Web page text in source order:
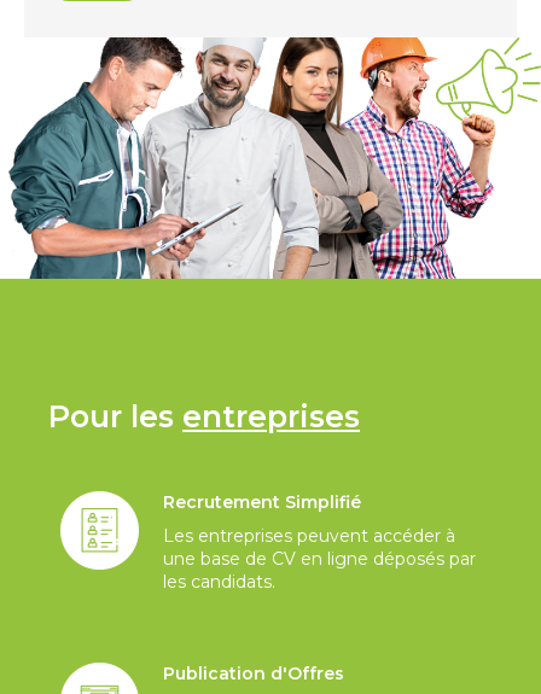
Pour les entreprises
Recrutement Simplifié
Les entreprises peuvent accéder à
une base de CV en ligne déposés par
les candidats.
Publication d'Offres